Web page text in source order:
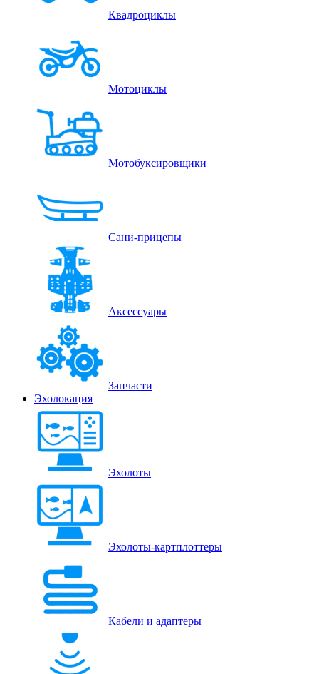
Квадроциклы
Мотоциклы
Мотобуксировщики
Сани-прицепы
Аксессуары
Запчасти
Эхолокация
Эхолоты
Эхолоты-картплоттеры
Кабели и адаптеры